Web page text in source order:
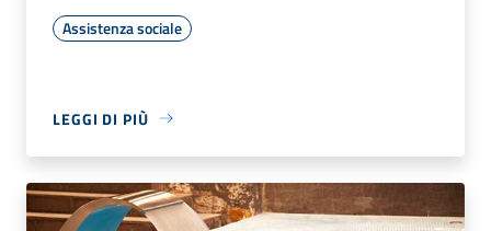
Assistenza sociale
LEGGI DI PIÙ